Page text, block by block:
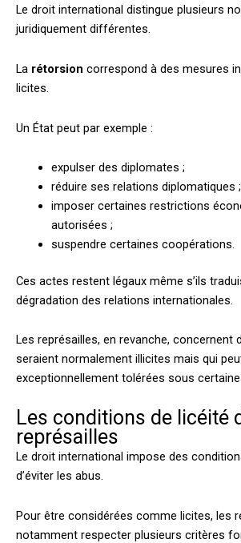
Le droit international distingue plusieurs
juridiquement différentes.
La rétorsion correspond à des mesures
licites.
Un État peut par exemple :
expulser des diplomates ;
réduire ses relations diplomatiques ;
imposer certaines restrictions
autorisées ;
suspendre certaines coopérations.
Ces actes restent légaux même s’ils
dégradation des relations internationales.
Les représailles, en revanche, concernent
seraient normalement illicites mais qui
exceptionnellement tolérées sous
Les conditions de licéité
représailles
Le droit international impose des
d’éviter les abus.
Pour être considérées comme licites, les
notamment respecter plusieurs critères